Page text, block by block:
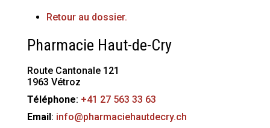
Retour au dossier.
Pharmacie Haut-de-Cry
Route Cantonale 121
1963 Vétroz
Téléphone: +41 27 563 33 63
Email: info@pharmaciehautdecry.ch